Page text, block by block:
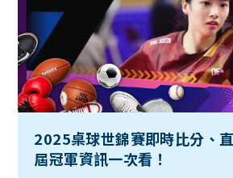
2025桌球世錦賽即時比分、
屆冠軍資訊一次看！